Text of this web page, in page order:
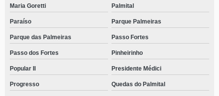
Maria Goretti Palmital
Paraíso Parque Palmeiras
Parque das Palmeiras Passo Fortes
Passo dos Fortes Pinheirinho
Popular II Presidente Médici
Progresso Quedas do Palmital